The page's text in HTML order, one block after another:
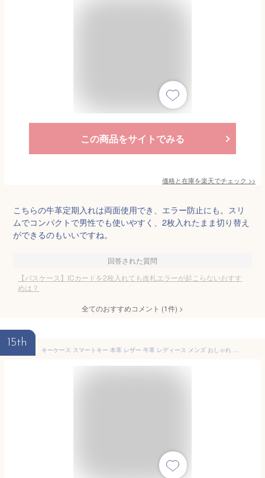
この商品をサイトでみる
価格と在庫を楽天でチェック >>
こちらの牛革定期入れは両面使用でき、エラー防止にも。スリ
ムでコンパクトで男性でも使いやすく、2枚入れたまま切り替え
ができるのもいいですね。
回答された質問
【パスケース】ICカードを2枚入れても改札エラーが起こらないおすす
めは？
全てのおすすめコメント (1件) >
15th
キーケース スマートキー 本革 レザー 牛革 レディース メンズ おしゃれ カード入れ